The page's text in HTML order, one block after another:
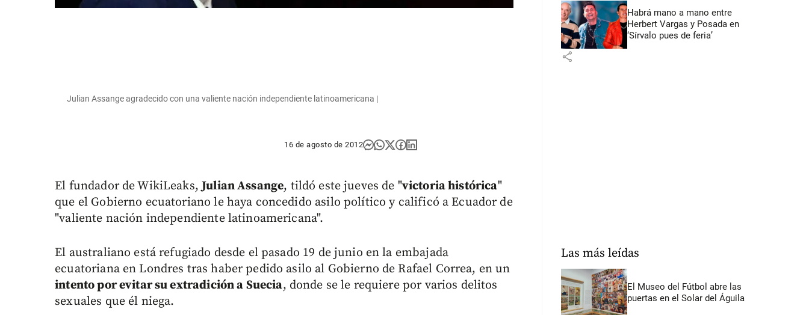
Julian Assange agradecido con una valiente nación independiente latinoamericana |
16 de agosto de 2012
El fundador de WikiLeaks,Julian Assange, tildó este jueves de "victoria histórica"
que el Gobierno ecuatoriano le haya concedido asilo político y calificó a Ecuador de
"valiente nación independiente latinoamericana".
El australiano está refugiado desde el pasado 19 de junio en la embajada
ecuatoriana en Londres tras haber pedido asilo al Gobierno de Rafael Correa, en un
intento por evitar su extradición a Suecia, donde se le requiere por varios delitos
sexuales que él niega.
Habrá mano a mano entre
Herbert Vargas y Posada en
‘Sírvalo pues de feria’
share
Las más leídas
El Museo del Fútbol abre las
puertas en el Solar del Águila